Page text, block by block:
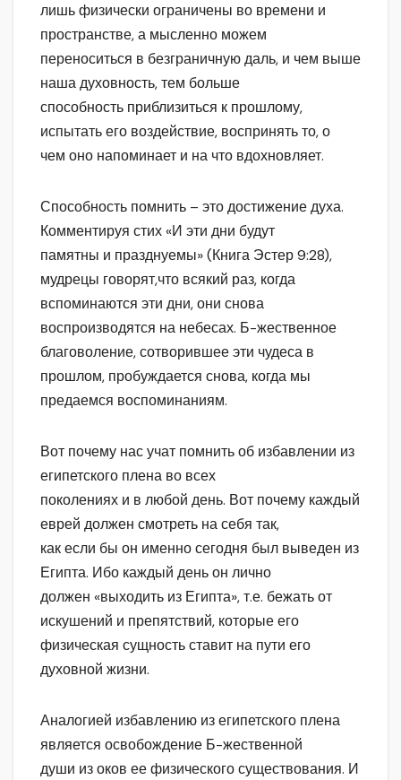
лишь физически ограничены во времени и
пространстве, а мысленно можем
переноситься в безграничную даль, и чем выше
наша духовность, тем больше
способность приблизиться к прошлому,
испытать его воздействие, воспринять то, о
чем оно напоминает и на что вдохновляет.
Способность помнить – это достижение духа.
Комментируя стих «И эти дни будут
памятны и празднуемы» (Книга Эстер 9:28),
мудрецы говорят,что всякий раз, когда
вспоминаются эти дни, они снова
воспроизводятся на небесах. Б-жественное
благоволение, сотворившее эти чудеса в
прошлом, пробуждается снова, когда мы
предаемся воспоминаниям.
Вот почему нас учат помнить об избавлении из
египетского плена во всех
поколениях и в любой день. Вот почему каждый
еврей должен смотреть на себя так,
как если бы он именно сегодня был выведен из
Египта. Ибо каждый день он лично
должен «выходить из Египта», т.е. бежать от
искушений и препятствий, которые его
физическая сущность ставит на пути его
духовной жизни.
Аналогией избавлению из египетского плена
является освобождение Б-жественной
души из оков ее физического существования. И